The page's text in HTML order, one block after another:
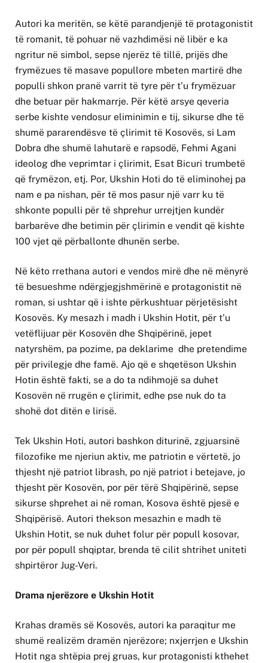
Autori ka meritën, se këtë parandjenjë të protagonistit
të romanit, të pohuar në vazhdimësi në libër e ka
ngritur në simbol, sepse njerëz të tillë, prijës dhe
frymëzues të masave popullore mbeten martirë dhe
populli shkon pranë varrit të tyre për t’u frymëzuar
dhe betuar për hakmarrje. Për këtë arsye qeveria
serbe kishte vendosur eliminimin e tij, sikurse dhe të
shumë pararendësve të çlirimit të Kosovës, si Lam
Dobra dhe shumë lahutarë e rapsodë, Fehmi Agani
ideolog dhe veprimtar i çlirimit, Esat Bicuri trumbetë
që frymëzon, etj. Por, Ukshin Hoti do të eliminohej pa
nam e pa nishan, për të mos pasur një varr ku të
shkonte populli për të shprehur urrejtjen kundër
barbarëve dhe betimin për çlirimin e vendit që kishte
100 vjet që përballonte dhunën serbe.
Në këto rrethana autori e vendos mirë dhe në mënyrë
të besueshme ndërgjegjshmërinë e protagonistit në
roman, si ushtar që i ishte përkushtuar përjetësisht
Kosovës. Ky mesazh i madh i Ukshin Hotit, për t’u
vetëflijuar për Kosovën dhe Shqipërinë, jepet
natyrshëm, pa pozime, pa deklarime dhe pretendime
për privilegje dhe famë. Ajo që e shqetëson Ukshin
Hotin është fakti, se a do ta ndihmojë sa duhet
Kosovën në rrugën e çlirimit, edhe pse nuk do ta
shohë dot ditën e lirisë.
Tek Ukshin Hoti, autori bashkon diturinë, zgjuarsinë
filozofike me njeriun aktiv, me patriotin e vërtetë, jo
thjesht një patriot librash, po një patriot i betejave, jo
thjesht për Kosovën, por për tërë Shqipërinë, sepse
sikurse shprehet ai në roman, Kosova është pjesë e
Shqipërisë. Autori thekson mesazhin e madh të
Ukshin Hotit, se nuk duhet folur për popull kosovar,
por për popull shqiptar, brenda të cilit shtrihet uniteti
shpirtëror Jug-Veri.
Drama njerëzore e Ukshin Hotit
Krahas dramës së Kosovës, autori ka paraqitur me
shumë realizëm dramën njerëzore; nxjerrjen e Ukshin
Hotit nga shtëpia prej gruas, kur protagonisti kthehet